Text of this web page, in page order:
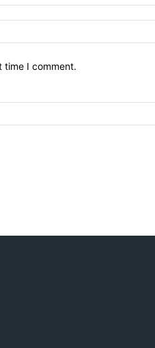
time I comment.